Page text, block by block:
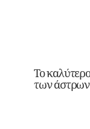
Το
των άστρων